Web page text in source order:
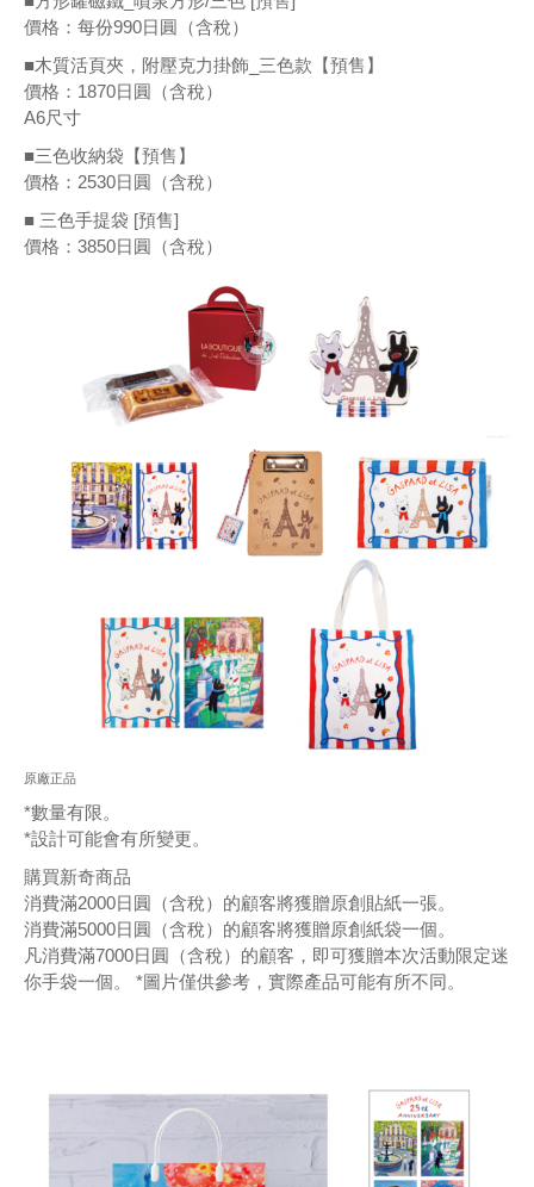
價格：每份990日圓（含稅）
■木質活頁夾，附壓克力掛飾_三色款【預售】
價格：1870日圓（含稅）
A6尺寸
■三色收納袋【預售】
價格：2530日圓（含稅）
■ 三色手提袋 [預售]
價格：3850日圓（含稅）
原廠正品
*數量有限。
*設計可能會有所變更。
購買新奇商品
消費滿2000日圓（含稅）的顧客將獲贈原創貼紙一張。
消費滿5000日圓（含稅）的顧客將獲贈原創紙袋一個。
凡消費滿7000日圓（含稅）的顧客，即可獲贈本次活動限定迷
你手袋一個。 *圖片僅供參考，實際產品可能有所不同。